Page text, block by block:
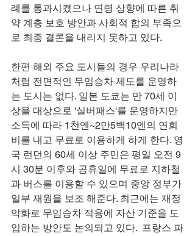
례를 통과시켰으나 연령 상향에 따른 취
약 계층 보호 방안과 사회적 합의 부족으
로 최종 결론을 내리지 못하고 있다.
한편 해외 주요 도시들의 경우 우리나라
처럼 전면적인 무임승차 제도를 운영하
는 도시는 없다. 일본 도쿄는 만 70세 이
상을 대상으로 '실버패스'를 운영하지만
소득에 따라 1천엔~2만5백10엔의 연회
비를 내고 무료로 이용하게 하게 한다. 영
국 런던의 60세 이상 주민은 평일 오전 9
시 30분 이후와 공휴일에 무료로 지하철
과 버스를 이용할 수 있으며 중앙 정부가
일부 재원을 보조 해준다. 최근에는 재정
악화로 무임승차 적용에 자산 기준을 도
입하는 방안도 논의되고 있다.  프랑스 파